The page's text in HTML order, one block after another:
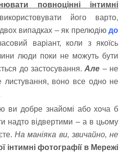
повноцінні інтимні
його варто,
двох випадках – як прелюдіюдо
варіант, коли з якоїсь
люди поки не можуть бути
до застосування.Але – не
воно все одно не
ви добре знайомі або хоча б
надто відвертими – а в цьому
На маніяка ви, звичайно, не
інтимні фотографії в Мережі